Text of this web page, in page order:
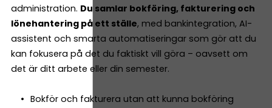
administration. Du samlar bokföring, fakturering och
lönehantering på ett ställe, med bankintegration, AI-
assistent och smarta automatiseringar som gör att du
kan fokusera på det du faktiskt vill göra – oavsett om
det är ditt arbete eller din semester.
Bokför och fakturera utan att kunna bokföring